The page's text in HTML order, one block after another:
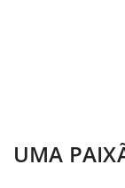
UMA